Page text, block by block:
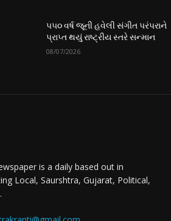
૫૫૦ વર્ષ જૂની હવેલી સંગીત પરંપરાને
પ્રાપ્ત થયું રાષ્ટ્રીય સ્તરે સન્માન
08/07/2026
is a daily based out in
Local, Saurshtra, Gujarat, Political,